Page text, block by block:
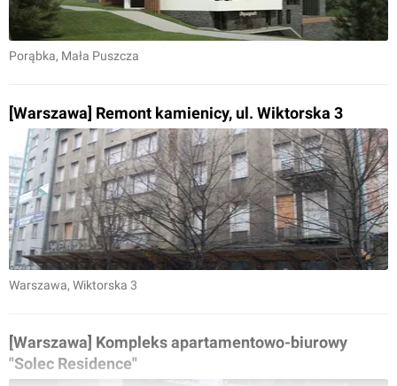
Porąbka, Mała Puszcza
[Warszawa] Remont kamienicy, ul. Wiktorska 3
Warszawa, Wiktorska 3
[Warszawa] Kompleks apartamentowo-biurowy
"Solec Residence"